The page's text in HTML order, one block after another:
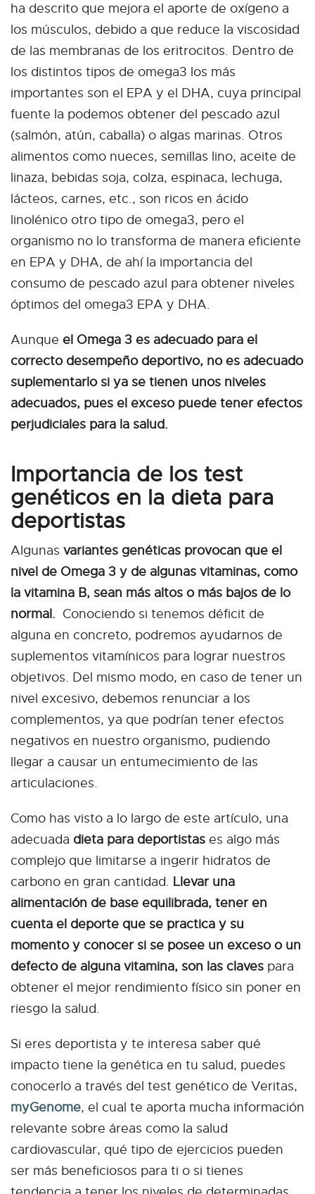
ha descrito que mejora el aporte de oxígeno a
los músculos, debido a que reduce la viscosidad
de las membranas de los eritrocitos. Dentro de
los distintos tipos de omega3 los más
importantes son el EPA y el DHA, cuya principal
fuente la podemos obtener del pescado azul
(salmón, atún, caballa) o algas marinas. Otros
alimentos como nueces, semillas lino, aceite de
linaza, bebidas soja, colza, espinaca, lechuga,
lácteos, carnes, etc., son ricos en ácido
linolénico otro tipo de omega3, pero el
organismo no lo transforma de manera eficiente
en EPA y DHA, de ahí la importancia del
consumo de pescado azul para obtener niveles
óptimos del omega3 EPA y DHA.
Aunque el Omega 3 es adecuado para el
correcto desempeño deportivo, no es adecuado
suplementarlo si ya se tienen unos niveles
adecuados, pues el exceso puede tener efectos
perjudiciales para la salud.
Importancia de los test
genéticos en la dieta para
deportistas
Algunas variantes genéticas provocan que el
nivel de Omega 3 y de algunas vitaminas, como
la vitamina B, sean más altos o más bajos de lo
normal. Conociendo si tenemos déficit de
alguna en concreto, podremos ayudarnos de
suplementos vitamínicos para lograr nuestros
objetivos. Del mismo modo, en caso de tener un
nivel excesivo, debemos renunciar a los
complementos, ya que podrían tener efectos
negativos en nuestro organismo, pudiendo
llegar a causar un entumecimiento de las
articulaciones.
Como has visto a lo largo de este artículo, una
adecuada dieta para deportistas es algo más
complejo que limitarse a ingerir hidratos de
carbono en gran cantidad. Llevar una
alimentación de base equilibrada, tener en
cuenta el deporte que se practica y su
momento y conocer si se posee un exceso o un
defecto de alguna vitamina, son las claves para
obtener el mejor rendimiento físico sin poner en
riesgo la salud.
Si eres deportista y te interesa saber qué
impacto tiene la genética en tu salud, puedes
conocerlo a través del test genético de Veritas,
myGenome, el cual te aporta mucha información
relevante sobre áreas como la salud
cardiovascular, qué tipo de ejercicios pueden
ser más beneficiosos para ti o si tienes